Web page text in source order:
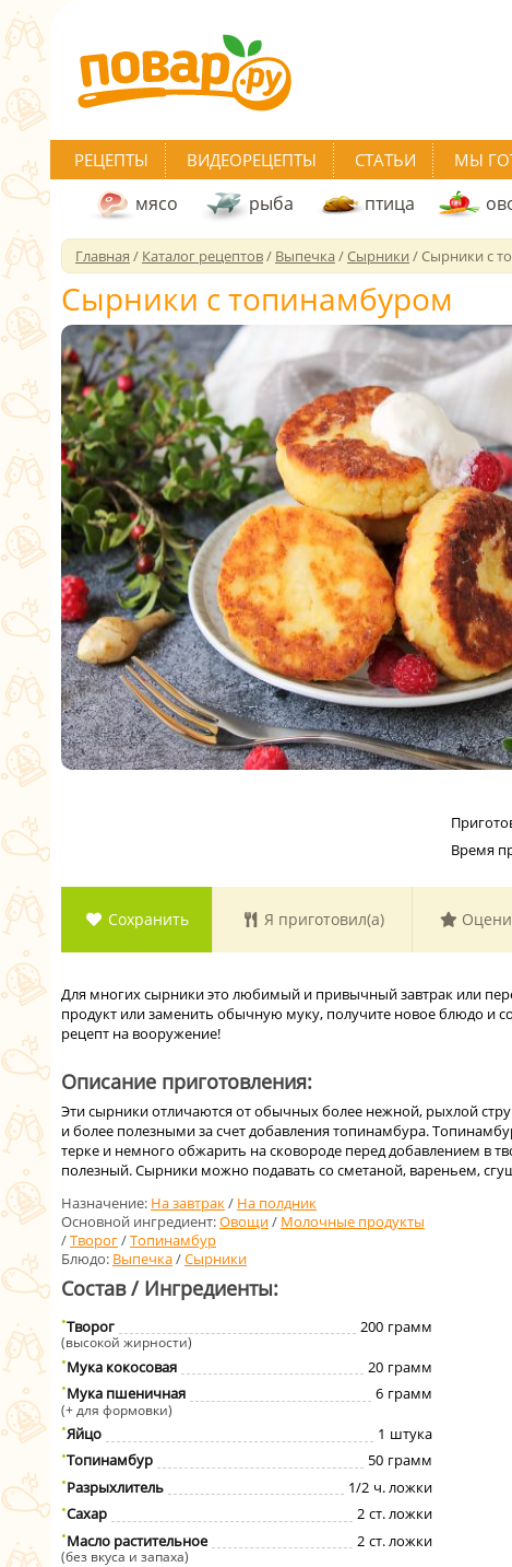
РЕЦЕПТЫ ВИДЕОРЕЦЕПТЫ СТАТЬИ МЫ
мясо рыба птица
Главная / Каталог рецептов/ Выпечка/Сырники /Сырники с
Сырники с топинамбуром
Время
Сохранить Я приготовил(а)
Для многих сырники это любимый и привычный завтрак или
продукт или заменить обычную муку, получите новое блюдо и
рецепт на вооружение!
Описание приготовления:
Эти сырники отличаются от обычных более нежной, рыхлой
и более полезными за счет добавления топинамбура.
терке и немного обжарить на сковороде перед добавлением в
полезный. Сырники можно подавать со сметаной, вареньем,
Назначение: На завтрак/ На полдник
Основной ингредиент:Овощи/ Молочные продукты
/Творог/Топинамбур
Блюдо: Выпечка/Сырники
Состав / Ингредиенты:
Творог 200 грамм
(высокой жирности)
Мука кокосовая 20 грамм
Мука пшеничная
6 грамм
(+ для формовки)
Яйцo 1 штука
Топинамбур
50 грамм
Разрыхлитель
1/2 ч. ложки
Сахар
2 ст. ложки
Масло растительное
2 ст. ложки
(без вкуса и запаха)